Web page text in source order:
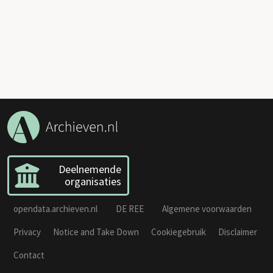
Deelnemende
organisaties
opendata.archieven.nl DE REE
Algemene voorwaarden
Privacy
Notice and Take Down Cookiegebruik
Disclaimer
Contact